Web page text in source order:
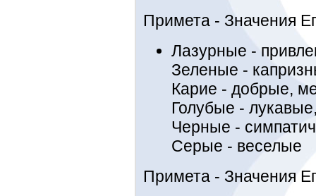
Примета - Значения
Лазурные -
Зеленые -
Карие - добрые,
Голубые -
Черные -
Серые - веселые
Примета - Значения